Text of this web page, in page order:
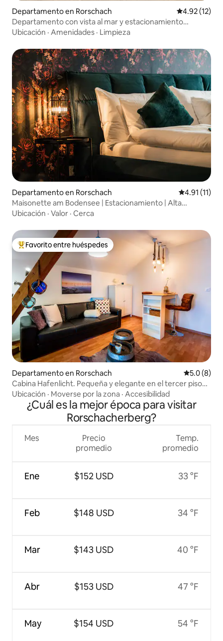
Departamento en Rorschach Calificación
4.92 (12)
Departamento con vista al mar y estacionamiento
gratuito
Ubicación · Amenidades · Limpieza
Departamento en Rorschach Calificación
4.91 (11)
Maisonette am Bodensee | Estacionamiento | Alta
comodidad
Ubicación · Valor · Cerca
De los mejores en Favorito entre huéspedes
Favorito entre huéspedes
Departamento en Rorschach
5.0 (8)
Cabina Hafenlicht. Pequeña y elegante en el tercer piso
sin elevador.
Ubicación · Moverse por la zona · Accesibilidad
¿Cuál es la mejor época para visitar
Rorschacherberg?
Mes
Ene
Feb
Mar
Abr
May
Precio
promedio
$152 USD
$148 USD
$143 USD
$153 USD
$154 USD
Temp.
promedio
33 °F
34 °F
40 °F
47 °F
54 °F